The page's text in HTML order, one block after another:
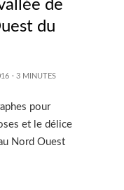
de
du
· 3 MINUTES
pour
et le délice
Nord Ouest